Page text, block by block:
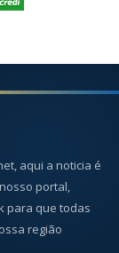
aqui a noticia é
portal,
para que todas
região